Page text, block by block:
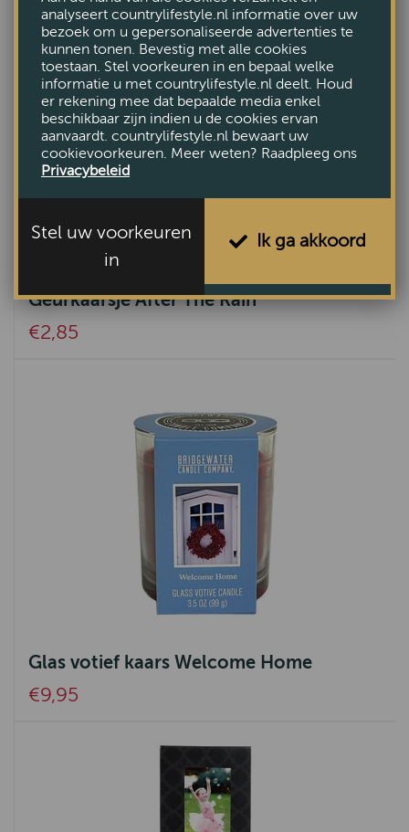
Geurkaarsje After The Rain
€2,85
Glas votief kaars Welcome Home
€9,95
analyseert countrylifestyle.nl informatie over uw
bezoek om u gepersonaliseerde advertenties te
kunnen tonen. Bevestig met alle cookies
toestaan. Stel voorkeuren in en bepaal welke
informatie u met countrylifestyle.nl deelt. Houd
er rekening mee dat bepaalde media enkel
beschikbaar zijn indien u de cookies ervan
aanvaardt. countrylifestyle.nl bewaart uw
cookievoorkeuren. Meer weten? Raadpleeg ons
Privacybeleid
Stel uw voorkeuren
in
Ik ga akkoord